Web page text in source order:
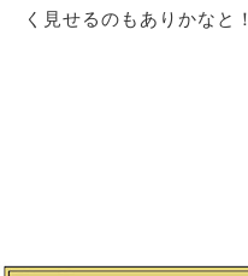
く見せるのもありかなと！